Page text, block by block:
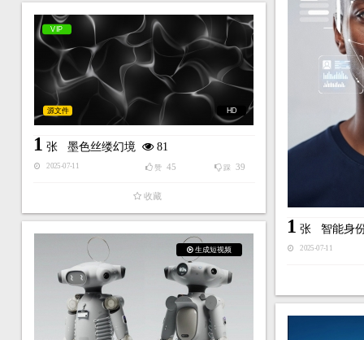
1 张 智能身
2025-07-11
VIP
HD
源文件
1 张 墨色丝缕幻境 81
2025-07-11 踩 39
赞 45
收藏
生成短视频